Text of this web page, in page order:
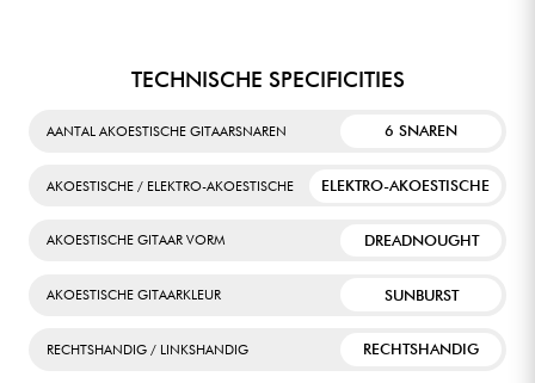
TECHNISCHE SPECIFICITIES
AANTAL AKOESTISCHE GITAARSNAREN 6 SNAREN
AKOESTISCHE / ELEKTRO-AKOESTISCHE ELEKTRO-AKOESTISCHE
AKOESTISCHE GITAAR VORM DREADNOUGHT
AKOESTISCHE GITAARKLEUR SUNBURST
RECHTSHANDIG / LINKSHANDIG RECHTSHANDIG